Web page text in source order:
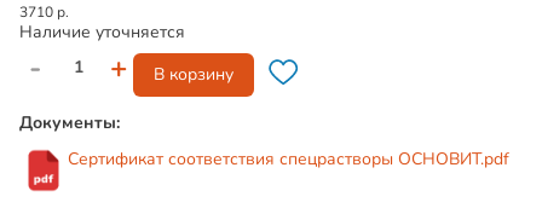
3710 р.
Наличие уточняется
- + В корзину
Документы:
Сертификат соответствия спецрастворы ОСНОВИТ.pdf